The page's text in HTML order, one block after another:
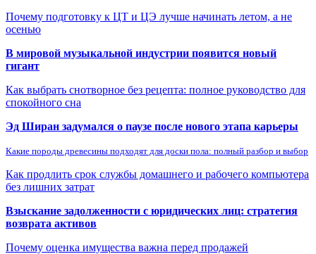
Почему подготовку к ЦТ и ЦЭ лучше начинать летом, а не
осенью
В мировой музыкальной индустрии появится новый
гигант
Как выбрать снотворное без рецепта: полное руководство для
спокойного сна
Эд Ширан задумался о паузе после нового этапа карьеры
Какие породы древесины подходят для доски пола: полный разбор и выбор
Как продлить срок службы домашнего и рабочего компьютера
без лишних затрат
Взыскание задолженности с юридических лиц: стратегия
возврата активов
Почему оценка имущества важна перед продажей